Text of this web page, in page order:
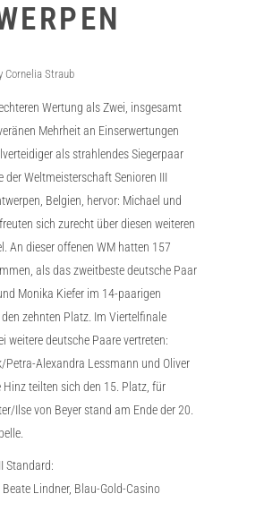
Cornelia Straub
Wertung als Zwei, insgesamt
Mehrheit an Einserwertungen
als strahlendes Siegerpaar
der Weltmeisterschaft Senioren III
Belgien, hervor: Michael und
sich zurecht über diesen weiteren
An dieser offenen WM hatten 157
als das zweitbeste deutsche Paar
Monika Kiefer im 14-paarigen
zehnten Platz. Im Viertelfinale
weitere deutsche Paare vertreten:
Petra-Alexandra Lessmann und Oliver
teilten sich den 15. Platz, für
Ilse von Beyer stand am Ende der 20.
Standard:
Lindner, Blau-Gold-Casino